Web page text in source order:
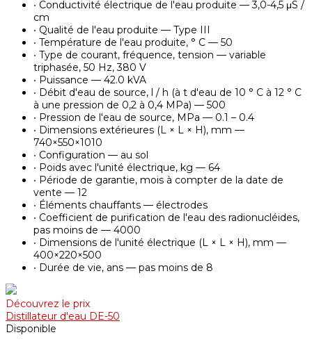
• Conductivité électrique de l'eau produite — 3,0-4,5 μS /
cm
• Qualité de l'eau produite — Type III
• Température de l'eau produite, ° С — 50
• Type de courant, fréquence, tension — variable
triphasée, 50 Hz, 380 V
• Puissance — 42.0 kVA
• Débit d'eau de source, l / h (à t d'eau de 10 ° С à 12 ° С
à une pression de 0,2 à 0,4 MPa) — 500
• Pression de l'eau de source, MPa — 0.1 – 0.4
• Dimensions extérieures (L × L × H), mm —
740×550×1010
• Configuration — au sol
• Poids avec l'unité électrique, kg — 64
• Période de garantie, mois à compter de la date de
vente — 12
• Éléments chauffants — électrodes
• Coefficient de purification de l'eau des radionucléides,
pas moins de — 4000
• Dimensions de l'unité électrique (L × L × H), mm —
400×220×500
• Durée de vie, ans — pas moins de 8
Découvrez le prix
Distillateur d'eau DE-50
Disponible